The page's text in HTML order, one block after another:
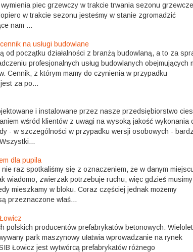
piec grzewczy w trakcie trwania sezonu
w trakcie sezonu jesteśmy w stanie zgromadzić
nam ...
na usługi budowlane
od początku działalności z branżą budowlaną, a to za
profesjonalnych usług budowlanych obejmujących
Cennik, z którym mamy do czynienia w przypadku
za po...
i instalowane przez nasze przedsiębiorstwo
wśród klientów z uwagi na wysoką jakość wykonania
- w szczególności w przypadku wersji osobowych -
dla pupila
raz spotkaliśmy się z oznaczeniem, że w danym
wiadomo, zwierzak potrzebuje ruchu, więc gdzieś
mieszkamy w bloku. Coraz częściej jednak możemy
przeznaczone właś...
polskich producentów prefabrykatów betonowych.
park maszynowy ułatwia wprowadzanie na rynek
Łowicz jest wytwórcą prefabrykatów różnego